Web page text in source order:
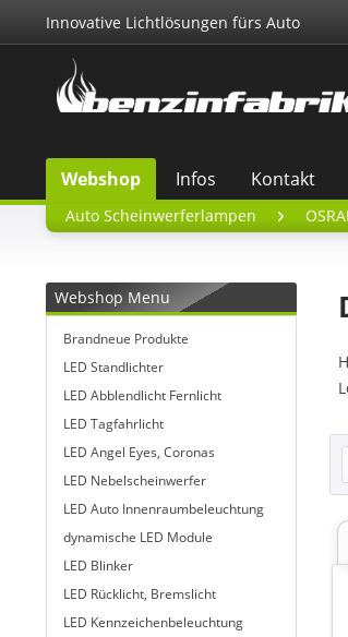
Innovative Lichtlösungen fürs Auto
Webshop Infos Kontakt
Auto Scheinwerferlampen
Webshop Menu
Brandneue Produkte
LED Standlichter
LED Abblendlicht Fernlicht
LED Tagfahrlicht
LED Angel Eyes, Coronas
LED Nebelscheinwerfer
LED Auto Innenraumbeleuchtung
dynamische LED Module
LED Blinker
LED Rücklicht, Bremslicht
LED Kennzeichenbeleuchtung